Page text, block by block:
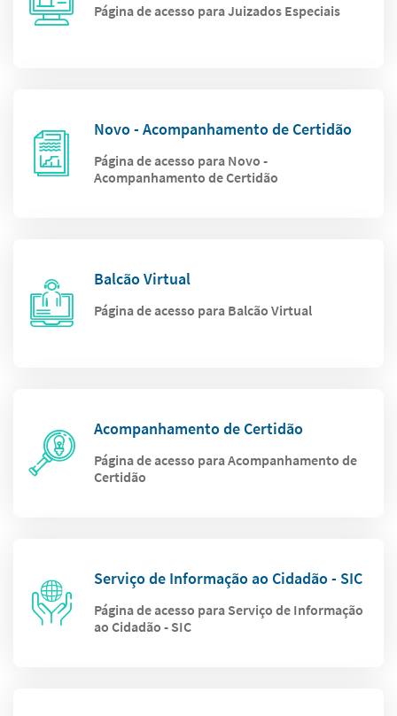
Página de acesso para Juizados Especiais
Novo - Acompanhamento de Certidão
Página de acesso para Novo -
Acompanhamento de Certidão
Balcão Virtual
Página de acesso para Balcão Virtual
Acompanhamento de Certidão
Página de acesso para Acompanhamento de
Certidão
Serviço de Informação ao Cidadão - SIC
Página de acesso para Serviço de Informação
ao Cidadão - SIC